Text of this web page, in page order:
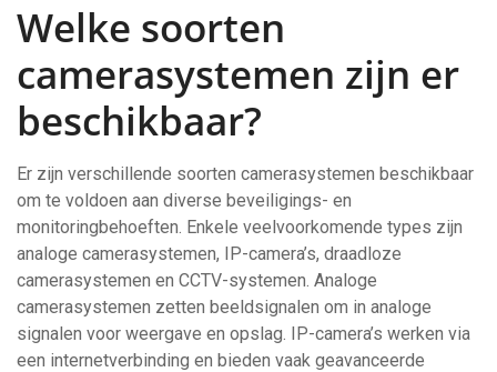
Welke soorten
camerasystemen zijn er
beschikbaar?
Er zijn verschillende soorten camerasystemen beschikbaar
om te voldoen aan diverse beveiligings- en
monitoringbehoeften. Enkele veelvoorkomende types zijn
analoge camerasystemen, IP-camera’s, draadloze
camerasystemen en CCTV-systemen. Analoge
camerasystemen zetten beeldsignalen om in analoge
signalen voor weergave en opslag. IP-camera’s werken via
een internetverbinding en bieden vaak geavanceerde